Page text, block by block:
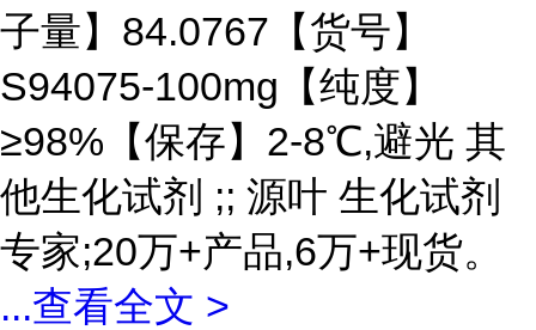
子量】84.0767【货号】
S94075-100mg【纯度】
≥98%【保存】2-8℃,避光 其
他生化试剂 ;; 源叶 生化试剂
专家;20万+产品,6万+现货。
...查看全文 >